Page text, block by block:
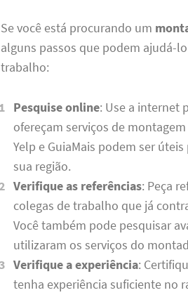
Se você está procurando um
alguns passos que podem ajudá-
trabalho:
Pesquise online: Use a internet
ofereçam serviços de
Yelp e GuiaMais podem ser
sua região.
Verifique as referências: Peça
colegas de trabalho que já
Você também pode pesquisar
utilizaram os serviços do
Verifique a experiência:
tenha experiência suficiente no